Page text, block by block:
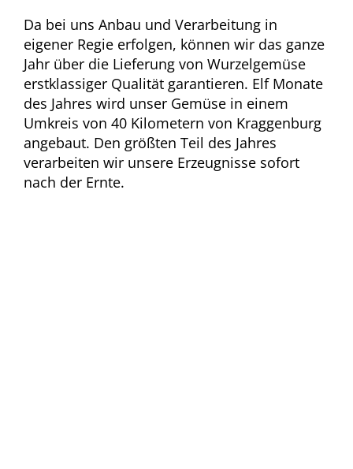
Da bei uns Anbau und Verarbeitung in
eigener Regie erfolgen, können wir das ganze
Jahr über die Lieferung von Wurzelgemüse
erstklassiger Qualität garantieren. Elf Monate
des Jahres wird unser Gemüse in einem
Umkreis von 40 Kilometern von Kraggenburg
angebaut. Den größten Teil des Jahres
verarbeiten wir unsere Erzeugnisse sofort
nach der Ernte.